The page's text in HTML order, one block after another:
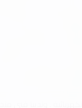
محترفة. جميع
الرياض مع شركات
جيداً عنها وعن
في شركات
حتى لا تعرض اي